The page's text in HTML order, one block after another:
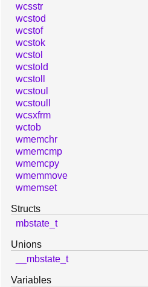
wcsstr
wcstod
wcstof
wcstok
wcstol
wcstold
wcstoll
wcstoul
wcstoull
wcsxfrm
wctob
wmemchr
wmemcmp
wmemcpy
wmemmove
wmemset
Structs
mbstate_t
Unions
__mbstate_t
Variables